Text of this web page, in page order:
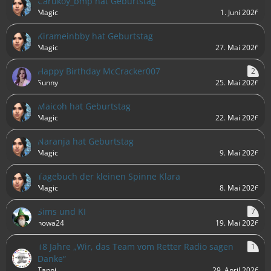
Magic 1. Juni 2026
Kirameinbby hat Geburtstag
Magic 27. Mai 2026
Happy Birthday McCracker007
2
Sunny
25. Mai 2026
Maicoh hat Geburtstag
Magic 22. Mai 2026
Naranja hat Geburtstag
Magic 9. Mai 2026
Tagebuch der kleinen Spinne Klara
Magic 8. Mai 2026
Sims und KI
7
nowa24
19. Mai 2026
18 Jahre „Wir, das Team vom Retter Radio sagen
Danke“
1